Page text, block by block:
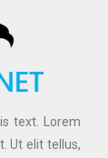
text. Lorem
Ut elit tellus,